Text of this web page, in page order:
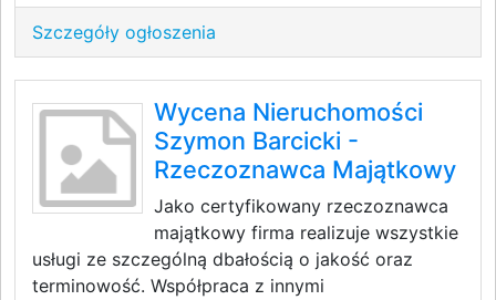
Szczegóły ogłoszenia
Wycena Nieruchomości
Szymon Barcicki -
Rzeczoznawca Majątkowy
Jako certyfikowany rzeczoznawca
majątkowy firma realizuje wszystkie
usługi ze szczególną dbałością o jakość oraz
terminowość. Współpraca z innymi